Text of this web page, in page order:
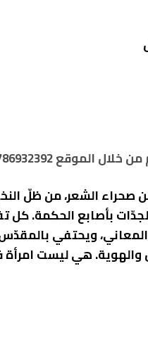
00962786932392
الشعر، من ظلّ
بأصابع الحكمة. كل
ويحتفي بالمقدّس
هي ليست امرأة